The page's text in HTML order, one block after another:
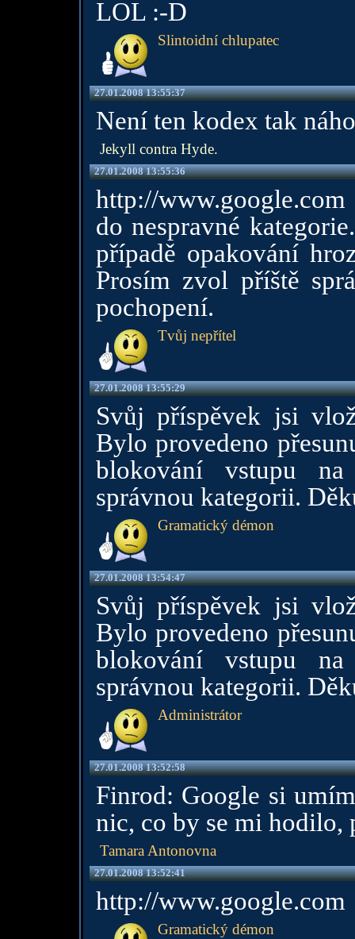
LOL :-D
Slintoidní chlupatec
27.01.2008 13:55:37
Není ten kodex tak
Jekyll contra Hyde.
27.01.2008 13:55:36
http://
do nespravné
případě opakování
Prosím zvol příště
pochopení.
Tvůj nepřítel
27.01.2008 13:55:29
Svůj příspěvek jsi
Bylo provedeno
blokování vstupu
správnou kategorii.
Gramatický démon
27.01.2008 13:54:47
Svůj příspěvek jsi
Bylo provedeno
blokování vstupu
správnou kategorii.
Administrátor
27.01.2008 13:52:58
Finrod: Google si
nic, co by se mi hodilo,
Tamara Antonovna
27.01.2008 13:52:41
http://www.google.com
Gramatický démon